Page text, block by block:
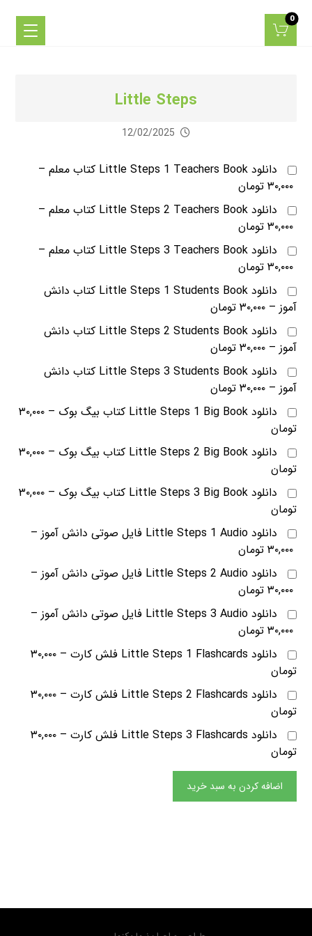
Little Steps
12/02/2025
دانلود Little Steps 1 Teachers Book کتاب معلم
–
۳۰,۰۰۰ تومان
دانلود Little Steps 2 Teachers Book کتاب معلم
–
۳۰,۰۰۰ تومان
دانلود Little Steps 3 Teachers Book کتاب معلم
–
۳۰,۰۰۰ تومان
دانلود Little Steps 1 Students Book کتاب دانش
آموز –۳۰,۰۰۰ تومان
دانلود Little Steps 2 Students Book کتاب دانش
آموز –۳۰,۰۰۰ تومان
دانلود Little Steps 3 Students Book کتاب دانش
آموز –۳۰,۰۰۰ تومان
دانلود Little Steps 1 Big Book کتاب بیگ بوک
–۳۰,۰۰۰
تومان
دانلود Little Steps 2 Big Book کتاب بیگ بوک
–۳۰,۰۰۰
تومان
دانلود Little Steps 3 Big Book کتاب بیگ بوک
–۳۰,۰۰۰
تومان
دانلود Little Steps 1 Audio فایل صوتی دانش آموز
–
۳۰,۰۰۰ تومان
دانلود Little Steps 2 Audio فایل صوتی دانش آموز
–
۳۰,۰۰۰ تومان
دانلود Little Steps 3 Audio فایل صوتی دانش آموز
–
۳۰,۰۰۰ تومان
دانلود Little Steps 1 Flashcards فلش کارت
–۳۰,۰۰۰
تومان
دانلود Little Steps 2 Flashcards فلش کارت
–۳۰,۰۰۰
تومان
دانلود Little Steps 3 Flashcards فلش کارت
–۳۰,۰۰۰
تومان
اضافه کردن به سبد خرید